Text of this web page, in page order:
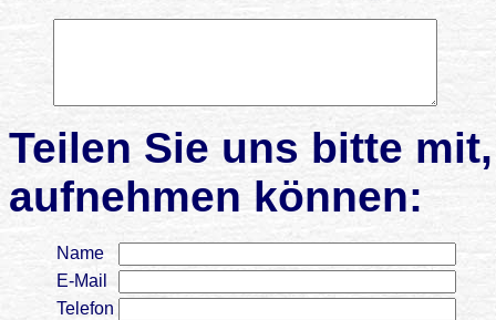
Teilen Sie uns bitte
aufnehmen können:
Name
E-Mail
Telefon